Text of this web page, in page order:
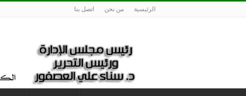
الرئيسية من نحن اتصل بنا